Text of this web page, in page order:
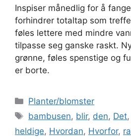
Inspiser månedlig for å
forhindrer totaltap som
føles lettere med mindre
tilpasse seg ganske raskt.
grønne, føles spenstige og
er borte.
Categories
Planter/blomster
Tags
bambusen, blir, den, Det,
heldige, Hvordan, Hvorfor,